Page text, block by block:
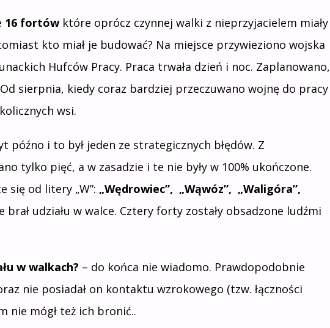
16 fortówktóre oprócz czynnej walki z nieprzyjacielem miały
kto miał je budować? Na miejsce przywieziono wojska
Hufców Pracy. Praca trwała dzień i noc. Zaplanowano,
sierpnia, kiedy coraz bardziej przeczuwano wojnę do pracy
wsi.
późno i to był jeden ze strategicznych błędów. Z
tylko pięć, a w zasadzie i te nie były w 100% ukończone.
się od litery „W”: „Wędrowiec”, „Wąwóz”, „Waligóra”,
brał udziału w walce. Cztery forty zostały obsadzone ludźmi
w walkach? – do końca nie wiadomo. Prawdopodobnie
nie posiadał on kontaktu wzrokowego (tzw. łączności
nie mógł też ich bronić..